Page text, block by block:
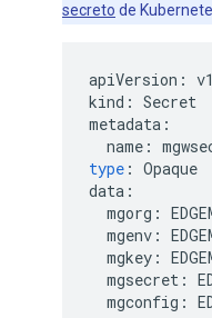
secreto de
apiVersion : v1
kind : Secret
metadata :
name :
type : Opaque
data :
mgorg :
mgenv :
mgkey :
mgsecret :
mgconfig :